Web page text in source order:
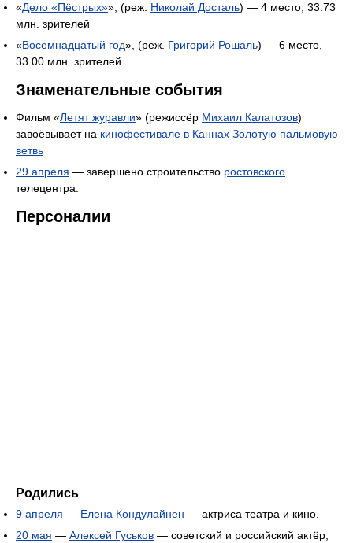
«Дело «Пёстрых»», (реж. Николай Досталь) — 4 место, 33.73
млн. зрителей
«Восемнадцатый год», (реж. Григорий Рошаль) — 6 место,
33.00 млн. зрителей
Знаменательные события
Фильм «Летят журавли» (режиссёр Михаил Калатозов)
завоёвывает на кинофестивале в Каннах Золотую пальмовую
ветвь
29 апреля — завершено строительство ростовского
телецентра.
Персоналии
Родились
9 апреля — Елена Кондулайнен — актриса театра и кино.
20 мая — Алексей Гуськов — советский и российский актёр,